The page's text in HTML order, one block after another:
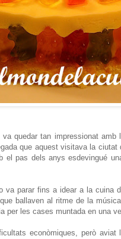
quedar tan impressionat
que aquest visitava la
el pas dels anys esdevingué
va parar fins a idear a la cuina
ballaven al ritme de la
per les cases muntada en una
econòmiques, però